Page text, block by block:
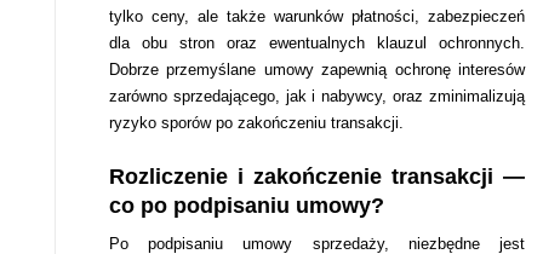
tylko ceny, ale także warunków płatności, zabezpieczeń
dla obu stron oraz ewentualnych klauzul ochronnych.
Dobrze przemyślane umowy zapewnią ochronę interesów
zarówno sprzedającego, jak i nabywcy, oraz zminimalizują
ryzyko sporów po zakończeniu transakcji.
Rozliczenie i zakończenie transakcji —
co po podpisaniu umowy?
Po podpisaniu umowy sprzedaży, niezbędne jest